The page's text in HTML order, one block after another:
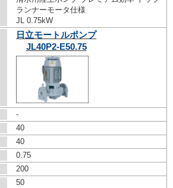
ランナーモータ仕様
JL 0.75kW
日立モートルポンプ
JL40P2-E50.75
-
40
40
0.75
200
50